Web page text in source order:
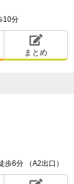
に繁華街の
談できる常
で安心感が
10分
まとめ
歩6分 （A2出口）